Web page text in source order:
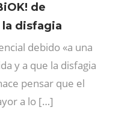
de
disfagia
debido «a una
y a que la disfagia
pensar que el
a lo […]